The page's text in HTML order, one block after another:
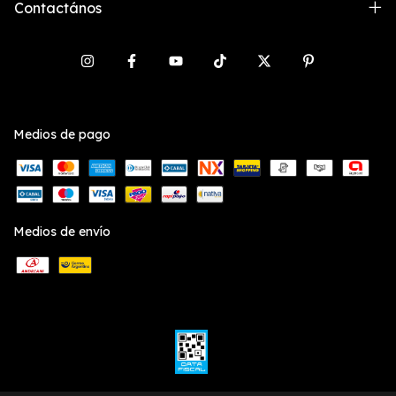
Contactános
Medios de pago
Medios de envío